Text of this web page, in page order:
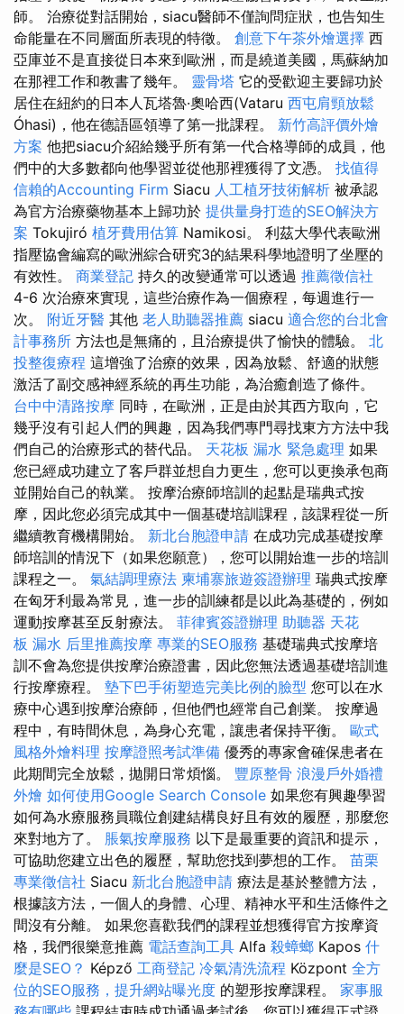
師。 治療從對話開始，siacu醫師不僅詢問症狀，也告知生
命能量在不同層面所表現的特徵。 創意下午茶外燴選擇 西
亞庫並不是直接從日本來到歐洲，而是繞道美國，馬蘇納加
在那裡工作和教書了幾年。 靈骨塔 它的受歡迎主要歸功於
居住在紐約的日本人瓦塔魯·奧哈西(Vataru 西屯肩頸放鬆
Óhasi)，他在德語區領導了第一批課程。 新竹高評價外燴
方案 他把siacu介紹給幾乎所有第一代合格導師的成員，他
們中的大多數都向他學習並從他那裡獲得了文憑。 找值得
信賴的Accounting Firm Siacu 人工植牙技術解析 被承認
為官方治療藥物基本上歸功於 提供量身打造的SEO解決方
案 Tokujiró 植牙費用估算 Namikosi。 利茲大學代表歐洲
指壓協會編寫的歐洲綜合研究3的結果科學地證明了坐壓的
有效性。 商業登記 持久的改變通常可以透過 推薦徵信社
4-6 次治療來實現，這些治療作為一個療程，每週進行一
次。 附近牙醫 其他 老人助聽器推薦 siacu 適合您的台北會
計事務所 方法也是無痛的，且治療提供了愉快的體驗。 北
投整復療程 這增強了治療的效果，因為放鬆、舒適的狀態
激活了副交感神經系統的再生功能，為治癒創造了條件。
台中中清路按摩 同時，在歐洲，正是由於其西方取向，它
幾乎沒有引起人們的興趣，因為我們專門尋找東方方法中我
們自己的治療形式的替代品。 天花板 漏水 緊急處理 如果
您已經成功建立了客戶群並想自力更生，您可以更換承包商
並開始自己的執業。 按摩治療師培訓的起點是瑞典式按
摩，因此您必須完成其中一個基礎培訓課程，該課程從一所
繼續教育機構開始。 新北台胞證申請 在成功完成基礎按摩
師培訓的情況下（如果您願意），您可以開始進一步的培訓
課程之一。 氣結調理療法 柬埔寨旅遊簽證辦理 瑞典式按摩
在匈牙利最為常見，進一步的訓練都是以此為基礎的，例如
運動按摩甚至反射療法。 菲律賓簽證辦理 助聽器 天花
板 漏水 后里推薦按摩 專業的SEO服務 基礎瑞典式按摩培
訓不會為您提供按摩治療證書，因此您無法透過基礎培訓進
行按摩療程。 墊下巴手術塑造完美比例的臉型 您可以在水
療中心遇到按摩治療師，但他們也經常自己創業。 按摩過
程中，有時間休息，為身心充電，讓患者保持平衡。 歐式
風格外燴料理 按摩證照考試準備 優秀的專家會確保患者在
此期間完全放鬆，拋開日常煩惱。 豐原整骨 浪漫戶外婚禮
外燴 如何使用Google Search Console 如果您有興趣學習
如何為水療服務員職位創建結構良好且有效的履歷，那麼您
來對地方了。 脹氣按摩服務 以下是最重要的資訊和提示，
可協助您建立出色的履歷，幫助您找到夢想的工作。 苗栗
專業徵信社 Siacu 新北台胞證申請 療法是基於整體方法，
根據該方法，一個人的身體、心理、精神水平和生活條件之
間沒有分離。 如果您喜歡我們的課程並想獲得官方按摩資
格，我們很樂意推薦 電話查詢工具 Alfa 殺蟑螂 Kapos 什
麼是SEO？ Képző 工商登記 冷氣清洗流程 Központ 全方
位的SEO服務，提升網站曝光度 的塑形按摩課程。 家事服